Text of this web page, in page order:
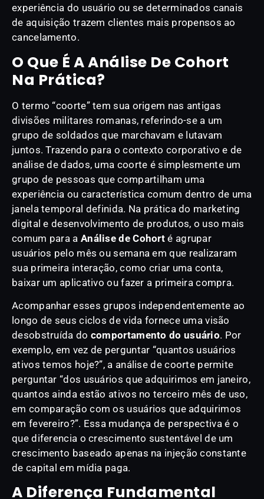
experiência do usuário ou se determinados canais
de aquisição trazem clientes mais propensos ao
cancelamento.
O Que É A Análise De Cohort
Na Prática?
O termo “coorte” tem sua origem nas antigas
divisões militares romanas, referindo-se a um
grupo de soldados que marchavam e lutavam
juntos. Trazendo para o contexto corporativo e de
análise de dados, uma coorte é simplesmente um
grupo de pessoas que compartilham uma
experiência ou característica comum dentro de uma
janela temporal definida. Na prática do marketing
digital e desenvolvimento de produtos, o uso mais
comum para a Análise de Cohort é agrupar
usuários pelo mês ou semana em que realizaram
sua primeira interação, como criar uma conta,
baixar um aplicativo ou fazer a primeira compra.
Acompanhar esses grupos independentemente ao
longo de seus ciclos de vida fornece uma visão
desobstruída do comportamento do usuário. Por
exemplo, em vez de perguntar “quantos usuários
ativos temos hoje?”, a análise de coorte permite
perguntar “dos usuários que adquirimos em janeiro,
quantos ainda estão ativos no terceiro mês de uso,
em comparação com os usuários que adquirimos
em fevereiro?”. Essa mudança de perspectiva é o
que diferencia o crescimento sustentável de um
crescimento baseado apenas na injeção constante
de capital em mídia paga.
A Diferença Fundamental